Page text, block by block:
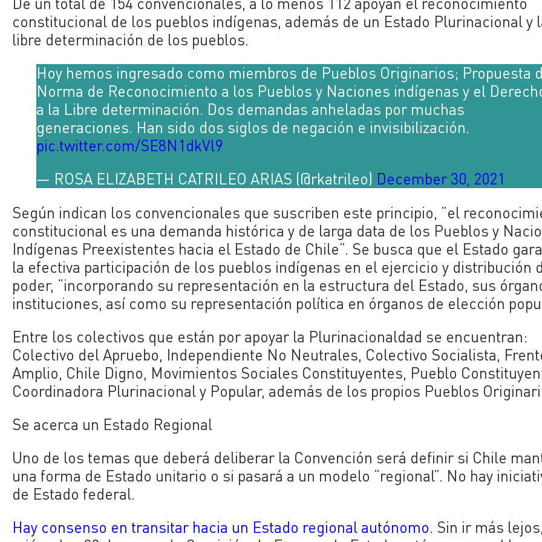
constitucional de los pueblos indígenas, además de un Estado Plurinacional y
libre determinación de los pueblos.
Hoy hemos ingresado como miembros de Pueblos Originarios; Propuesta
Norma de Reconocimiento a los Pueblos y Naciones indígenas y el
a la Libre determinación. Dos demandas anheladas por muchas
generaciones. Han sido dos siglos de negación e invisibilización.
pic.twitter.com/SE8N1dkVl9
— ROSA ELIZABETH CATRILEO ARIAS (@rkatrileo) December 30, 2021
Según indican los convencionales que suscriben este principio, “el
constitucional es una demanda histórica y de larga data de los Pueblos y
Indígenas Preexistentes hacia el Estado de Chile”. Se busca que el Estado
la efectiva participación de los pueblos indígenas en el ejercicio y distribución
poder, “incorporando su representación en la estructura del Estado, sus
instituciones, así como su representación política en órganos de elección
Entre los colectivos que están por apoyar la Plurinacionaldad se encuentran:
Colectivo del Apruebo, Independiente No Neutrales, Colectivo Socialista,
Amplio, Chile Digno, Movimientos Sociales Constituyentes, Pueblo
Coordinadora Plurinacional y Popular, además de los propios Pueblos
Se acerca un Estado Regional
Uno de los temas que deberá deliberar la Convención será definir si Chile
una forma de Estado unitario o si pasará a un modelo “regional”. No hay
de Estado federal.
Hay consenso en transitar hacia un Estado regional autónomo. Sin ir más